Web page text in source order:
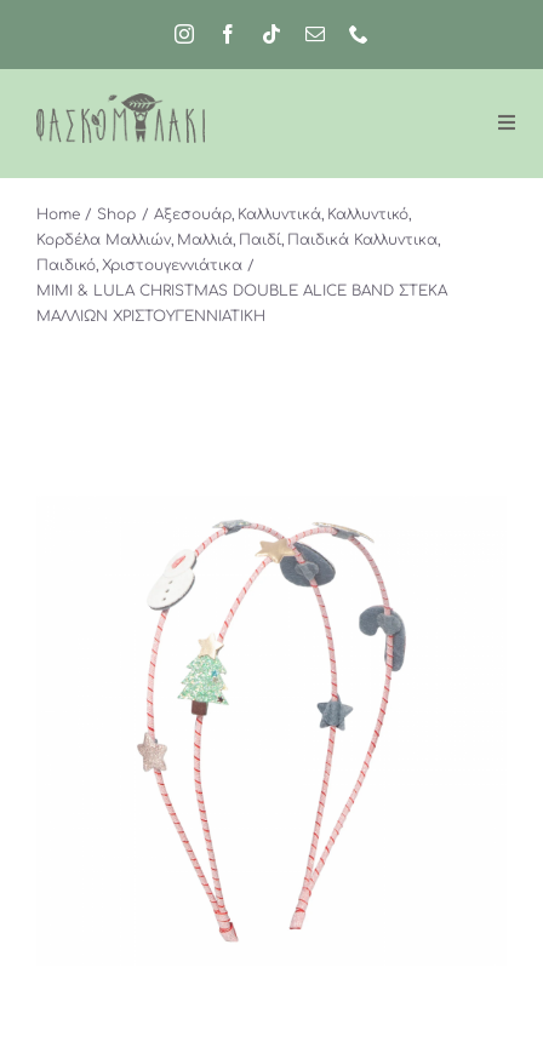
περιεχόμενο
Home Shop Αξεσουάρ Καλλυντικά Καλλυντικό
Κορδέλα Μαλλιών Μαλλιά Παιδί Παιδικά Καλλυντικα
Παιδικό Χριστουγεννιάτικα
MIMI & LULA CHRISTMAS DOUBLE ALICE BAND ΣΤΕΚΑ
ΜΑΛΛΙΩΝ ΧΡΙΣΤΟΥΓΕΝΝΙΑΤΙΚΗ